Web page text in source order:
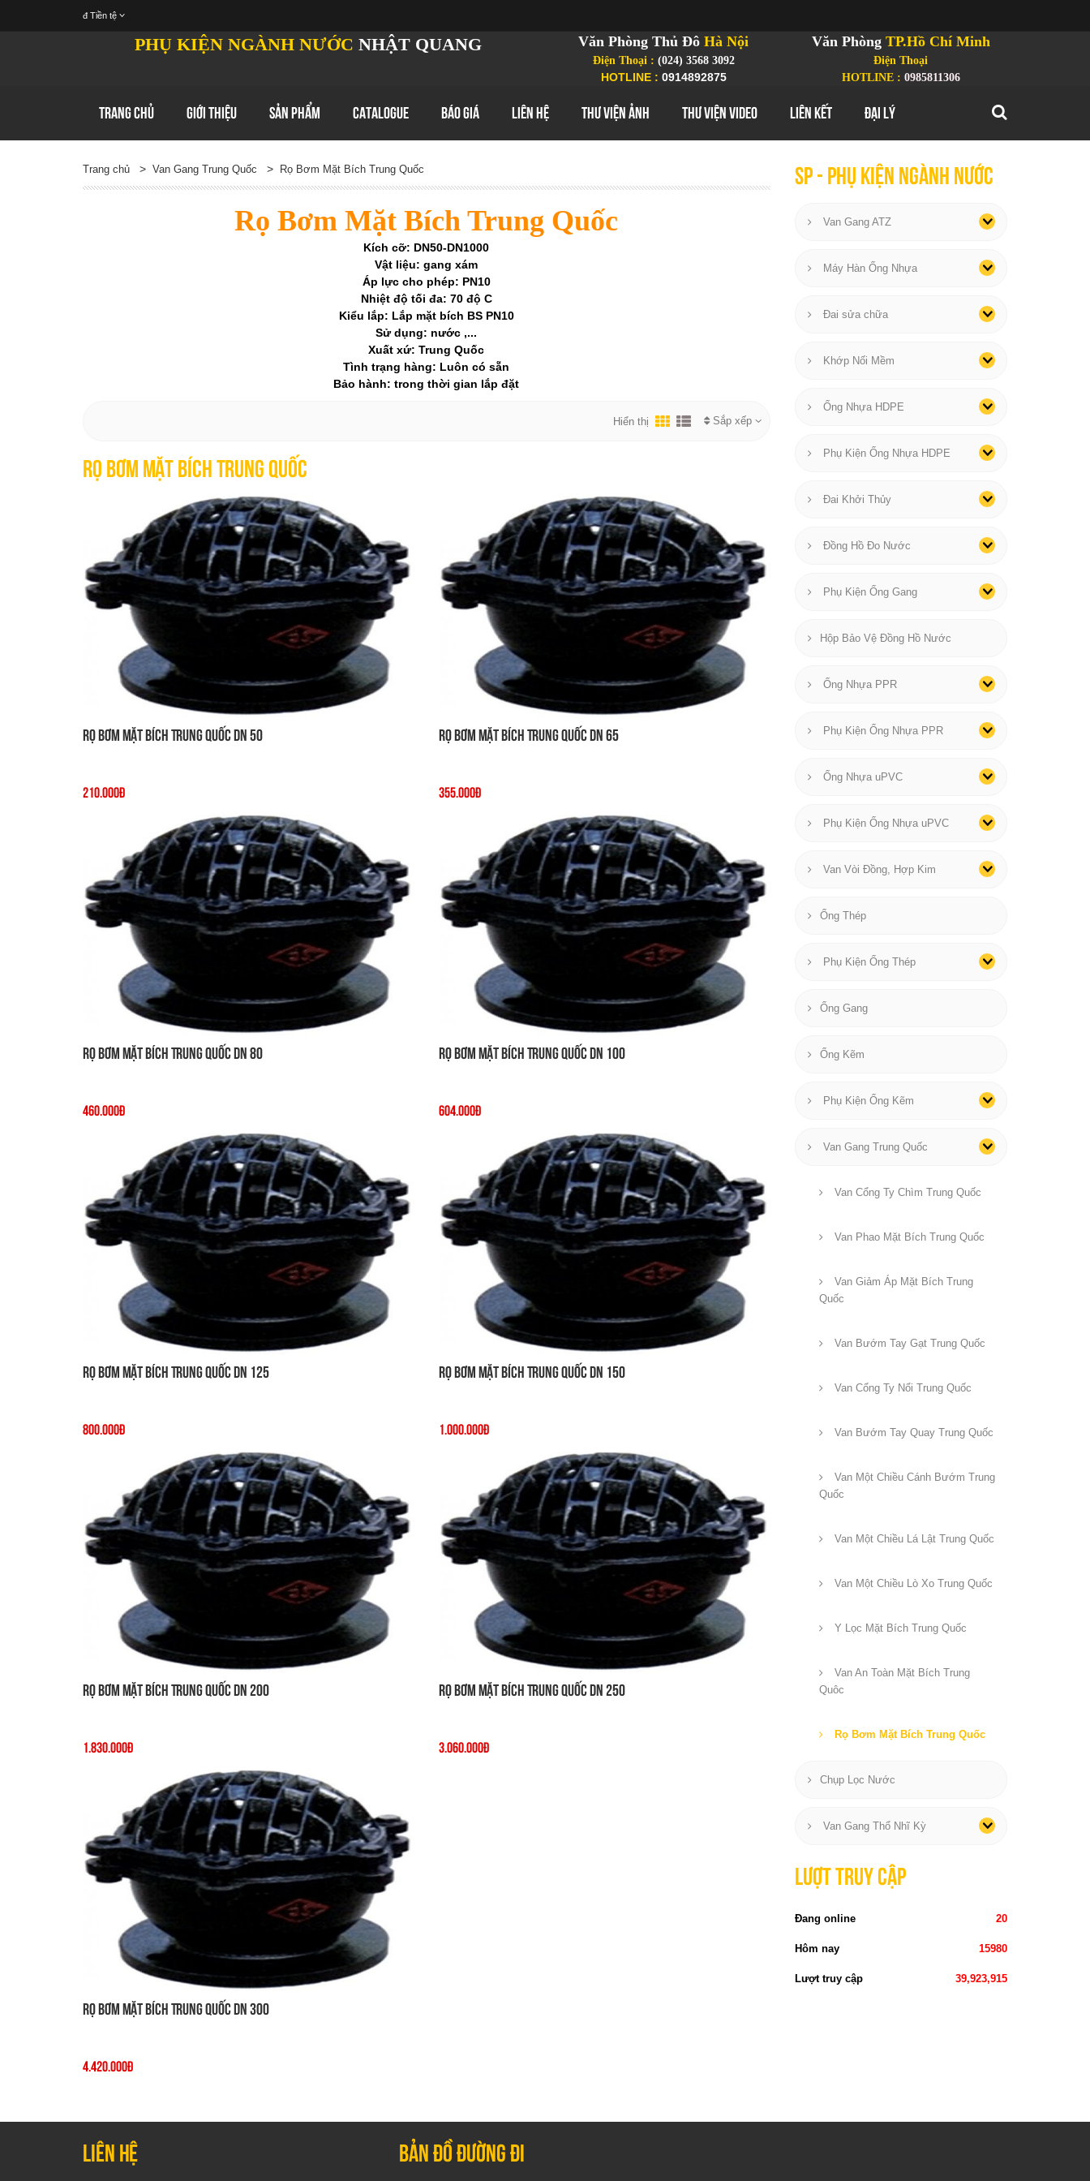
đ Tiền tệ
PHỤ KIỆN NGÀNH NƯỚC NHẬT QUANG Văn Phòng Thủ ĐôHà Nội
Điện Thoại : (024) 3568 3092
HOTLINE : 0914892875
Văn Phòng TP.Hồ Chí Minh
Điện Thoại
HOTLINE : 0985811306
TRANG CHỦ GIỚI THIỆU SẢN PHẨM CATALOGUE BÁO GIÁ LIÊN HỆ THƯ VIỆN ẢNH THƯ VIỆN VIDEO LIÊN KẾT ĐẠI LÝ
Trang chủ > Van Gang Trung Quốc > Rọ Bơm Mặt Bích Trung Quốc
Rọ Bơm Mặt Bích Trung Quốc
Kích cỡ: DN50-DN1000
Vật liệu: gang xám
Áp lực cho phép: PN10
Nhiệt độ tối đa: 70 độ C
Kiểu lắp: Lắp mặt bích BS PN10
Sử dụng: nước ,...
Xuất xứ: Trung Quốc
Tình trạng hàng: Luôn có sẵn
Bảo hành: trong thời gian lắp đặt
Sắp xếp
Hiển thị
Rọ Bơm Mặt Bích Trung Quốc
Rọ Bơm Mặt Bích Trung Quốc DN 50
210.000đ
Rọ Bơm Mặt Bích Trung Quốc DN 65
355.000đ
Rọ Bơm Mặt Bích Trung Quốc DN 80
460.000đ
Rọ Bơm Mặt Bích Trung Quốc DN 100
604.000đ
Rọ Bơm Mặt Bích Trung Quốc DN 125
800.000đ
Rọ Bơm Mặt Bích Trung Quốc DN 150
1.000.000đ
Rọ Bơm Mặt Bích Trung Quốc DN 200
1.830.000đ
Rọ Bơm Mặt Bích Trung Quốc DN 250
3.060.000đ
Rọ Bơm Mặt Bích Trung Quốc DN 300
4.420.000đ
SP - phụ kiện ngành nước
Van Gang ATZ
Máy Hàn Ống Nhựa
Đai sửa chữa
Khớp Nối Mềm
Ống Nhựa HDPE
Phụ Kiện Ống Nhựa HDPE
Đai Khởi Thủy
Đồng Hồ Đo Nước
Phụ Kiện Ống Gang
Hộp Bảo Vệ Đồng Hồ Nước
Ống Nhựa PPR
Phụ Kiện Ống Nhựa PPR
Ống Nhựa uPVC
Phụ Kiện Ống Nhựa uPVC
Van Vòi Đồng, Hợp Kim
Ống Thép
Phụ Kiện Ống Thép
Ống Gang
Ống Kẽm
Phụ Kiện Ống Kẽm
Van Gang Trung Quốc
Van Cổng Ty Chìm Trung Quốc
Van Phao Mặt Bích Trung Quốc
Van Giảm Áp Mặt Bích Trung
Quốc
Van Bướm Tay Gạt Trung Quốc
Van Cổng Ty Nổi Trung Quốc
Van Bướm Tay Quay Trung Quốc
Van Một Chiều Cánh Bướm Trung
Quốc
Van Một Chiều Lá Lật Trung Quốc
Van Một Chiều Lò Xo Trung Quốc
Y Lọc Mặt Bích Trung Quốc
Van An Toàn Mặt Bích Trung
Quôc
Rọ Bơm Mặt Bích Trung Quốc
Chụp Lọc Nước
Van Gang Thổ Nhĩ Kỳ
Lượt truy cập
Đang online 20
Hôm nay 15980
Lượt truy cập 39,923,915
Liên hệ Bản đồ đường đi